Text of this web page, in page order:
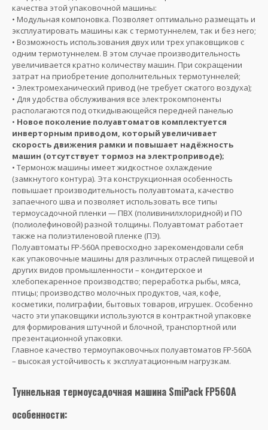
качества этой упаковочной машины:
• Модульная компоновка. Позволяет оптимально размещать и
эксплуатировать машины как с термотуннелем, так и без него;
• Возможность использования двух или трех упаковщиков с
одним термотуннелем. В этом случае производительность
увеличивается кратно количеству машин. При сокращении
затрат на приобретение дополнительных термотуннелей;
• Электромеханический привод (не требует сжатого воздуха);
• Для удобства обслуживания все электрокомпоненты
располагаются под откидывающейся передней панелью
• Новое поколение полуавтоматов комплектуется
инверторным приводом, который увеличивает
скорость движения рамки и повышает надёжность
машин (отсутствует тормоз на электроприводе);
• Термонож машины имеет жидкостное охлаждение
(замкнутого контура). Эта конструкционная особенность
повышает производительность полуавтомата, качество
запаечного шва и позволяет использовать все типы
термоусадочной пленки — ПВХ (поливинилхлоридной) и ПО
(полиолефиновой) разной толщины. Полуавтомат работает
также на полиэтиленовой пленке (ПЭ).
Полуавтоматы FP-560А превосходно зарекомендовали себя
как упаковочные машины для различных отраслей пищевой и
других видов промышленности – кондитерское и
хлебопекаренное производство; переработка рыбы, мяса,
птицы; производство молочных продуктов, чая, кофе,
косметики, полиграфии, бытовых товаров, игрушек. Особенно
часто эти упаковщики используются в контрактной упаковке
для формирования штучной и блочной, транспортной или
презентационной упаковки.
Главное качество термоупаковочных полуавтоматов FP-560А
– высокая устойчивость к эксплуатационным нагрузкам.
Туннельная термоусадочная машина SmiPack FP560A
особенности: